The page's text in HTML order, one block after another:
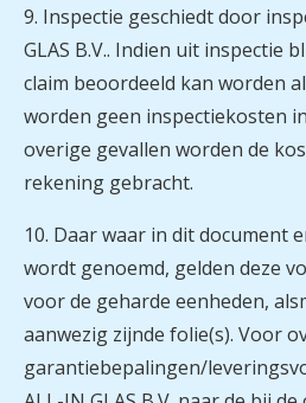
9. Inspectie geschiedt door
GLAS B.V.. Indien uit inspectie
claim beoordeeld kan worden
worden geen inspectiekosten
overige gevallen worden de
rekening gebracht.
10. Daar waar in dit document
wordt genoemd, gelden deze
voor de geharde eenheden,
aanwezig zijnde folie(s). Voor
garantiebepalingen/